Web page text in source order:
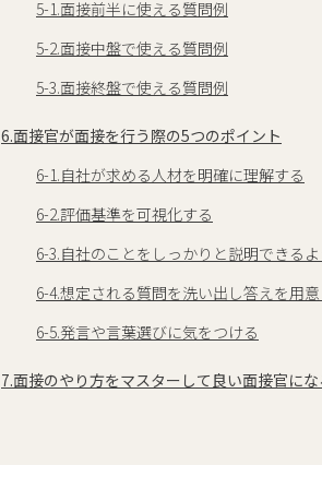
5-1.面接前半に使える質問例
5-2.面接中盤で使える質問例
5-3.面接終盤で使える質問例
6.面接官が面接を行う際の5つのポイント
6-1.自社が求める人材を明確に理解する
6-2.評価基準を可視化する
6-3.自社のことをしっかりと説明できる
6-4.想定される質問を洗い出し答えを用意
6-5.発言や言葉選びに気をつける
7.面接のやり方をマスターして良い面接官にな